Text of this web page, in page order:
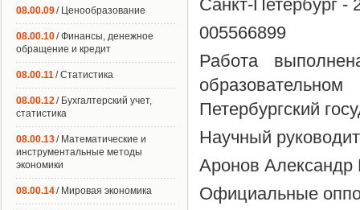
Санкт-Петербург -
005566899
Работа
Петербургский
Научный
Аронов Александр
Официальные
08.00.09/ Ценообразование
08.00.10/ Финансы, денежное
обращение и кредит
08.00.11/ Статистика
08.00.12/ Бухгалтерский учет,
статистика
08.00.13/ Математические и
инструментальные методы
экономики
08.00.14/ Мировая экономика